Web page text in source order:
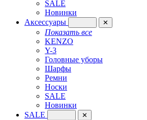
SALE
Новинки
Аксессуары
✕
Показать все
KENZO
Y-3
Головные уборы
Шарфы
Ремни
Носки
SALE
Новинки
SALE
✕